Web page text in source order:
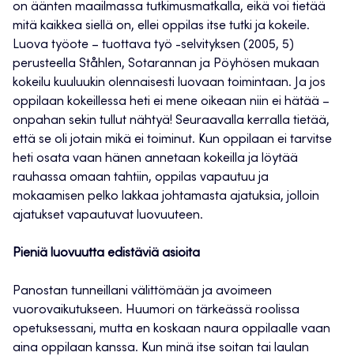
on äänten maailmassa tutkimusmatkalla, eikä voi tietää
mitä kaikkea siellä on, ellei oppilas itse tutki ja kokeile.
Luova työote – tuottava työ -selvityksen (2005, 5)
perusteella Ståhlen, Sotarannan ja Pöyhösen mukaan
kokeilu kuuluukin olennaisesti luovaan toimintaan. Ja jos
oppilaan kokeillessa heti ei mene oikeaan niin ei hätää –
onpahan sekin tullut nähtyä! Seuraavalla kerralla tietää,
että se oli jotain mikä ei toiminut. Kun oppilaan ei tarvitse
heti osata vaan hänen annetaan kokeilla ja löytää
rauhassa omaan tahtiin, oppilas vapautuu ja
mokaamisen pelko lakkaa johtamasta ajatuksia, jolloin
ajatukset vapautuvat luovuuteen.
Pieniä luovuutta edistäviä asioita
Panostan tunneillani välittömään ja avoimeen
vuorovaikutukseen. Huumori on tärkeässä roolissa
opetuksessani, mutta en koskaan naura oppilaalle vaan
aina oppilaan kanssa. Kun minä itse soitan tai laulan